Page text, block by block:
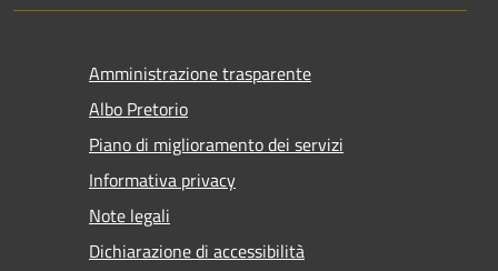
Amministrazione trasparente
Albo Pretorio
Piano di miglioramento dei servizi
Informativa privacy
Note legali
Dichiarazione di accessibilità